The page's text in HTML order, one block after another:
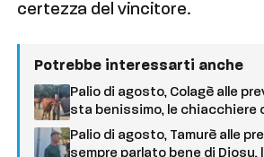
certezza del vincitore.
Potrebbe interessarti anche
Palio di agosto, Colagè alle
sta benissimo, le chiacchiere
Palio di agosto, Tamurè alle
sempre parlato bene di Diosu,